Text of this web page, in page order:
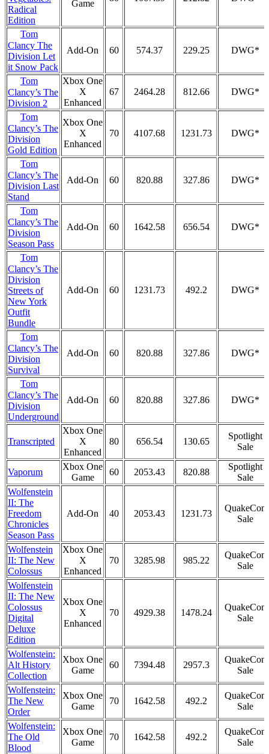
Radical
Edition
Game
Tom
Clancy The
Division Let
it Snow Pack
Add-On 60 574.37 229.25 DWG*
Tom
Clancy’s The
Division 2
Xbox One
X
Enhanced
67 2464.28 812.66 DWG*
Tom
Clancy’s The
Division
Gold Edition
Xbox One
X
Enhanced
70 4107.68 1231.73 DWG*
Tom
Clancy’s The
Division Last
Stand
Add-On 60 820.88 327.86 DWG*
Tom
Clancy’s The
Division
Season Pass
Add-On 60 1642.58 656.54 DWG*
Tom
Clancy’s The
Division
Streets of
New York
Outfit
Bundle
Add-On 60 1231.73 492.2 DWG*
Tom
Clancy’s The
Division
Survival
Add-On 60 820.88 327.86 DWG*
Tom
Clancy’s The
Division
Underground
Add-On 60 820.88 327.86 DWG*
Transcripted
Xbox One
X
Enhanced
80 656.54 130.65
Spotlight
Sale
Vaporum
Xbox One
Game
60 2053.43 820.88
Spotlight
Sale
Wolfenstein
II: The
Freedom
Chronicles
Season Pass
Add-On 40 2053.43 1231.73
QuakeCon
Sale
Wolfenstein
II: The New
Colossus
Xbox One
X
Enhanced
70 3285.98 985.22
QuakeCon
Sale
Wolfenstein
II: The New
Colossus
Digital
Deluxe
Edition
Xbox One
X
Enhanced
70 4929.38 1478.24
QuakeCon
Sale
Wolfenstein:
Alt History
Collection
Xbox One
Game
60 7394.48 2957.3
QuakeCon
Sale
Wolfenstein:
The New
Order
Xbox One
Game
70 1642.58 492.2
QuakeCon
Sale
Wolfenstein:
The Old
Blood
Xbox One
Game
70 1642.58 492.2
QuakeCon
Sale